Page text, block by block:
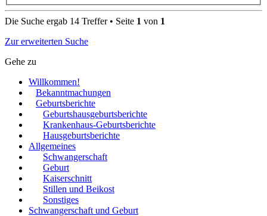
Die Suche ergab 14 Treffer • Seite 1 von 1
Zur erweiterten Suche
Gehe zu
Willkommen!
Bekanntmachungen
Geburtsberichte
Geburtshausgeburtsberichte
Krankenhaus-Geburtsberichte
Hausgeburtsberichte
Allgemeines
Schwangerschaft
Geburt
Kaiserschnitt
Stillen und Beikost
Sonstiges
Schwangerschaft und Geburt